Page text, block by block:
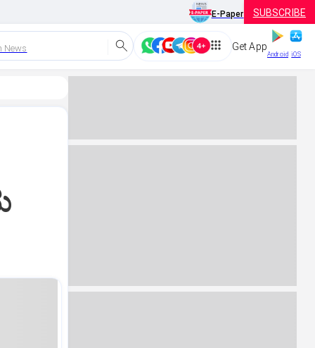
E-Paper SUBSCRIBE
News Get App
Android iOS